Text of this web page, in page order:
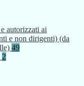
autorizzati ai
e non dirigenti) (da
49
2